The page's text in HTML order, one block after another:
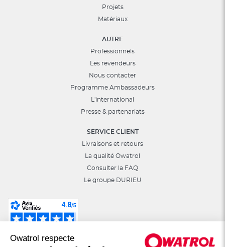
Owatrol respecte
Projets
Matériaux
AUTRE
Professionnels
Les revendeurs
Nous contacter
Programme Ambassadeurs
L'international
Presse & partenariats
SERVICE CLIENT
Livraisons et retours
La qualité Owatrol
Consulter la FAQ
Le groupe DURIEU
Suivez-nous sur les réseaux sociaux :